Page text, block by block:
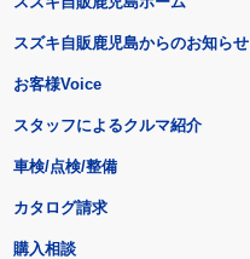
スズキ自販鹿児島からのお知らせ
お客様Voice
スタッフによるクルマ紹介
車検/点検/整備
カタログ請求
購入相談